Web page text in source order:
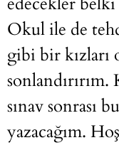
Okul ile de
gibi bir kızları
sınav sonrası
yazacağım.